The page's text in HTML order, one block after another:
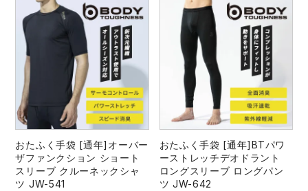
おたふく手袋 [通年]オーバー
ザファンクション ショート
スリーブ クルーネックシャ
ツ JW-541
おたふく手袋 [通年]BTパワ
ーストレッチデオドラント
ロングスリーブ ロングパン
ツ JW-642